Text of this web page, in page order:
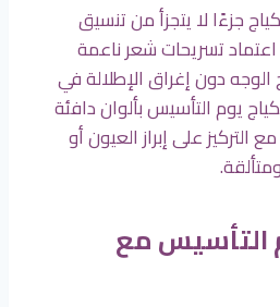
جزءًا لا يتجزأ من تنسيق
تسريحات شعر ناعمة
دون إغراق الإطلالة في
يوم التأسيس بألوان دافئة
التركيز على إبراز العيون أو
التأسيس مع